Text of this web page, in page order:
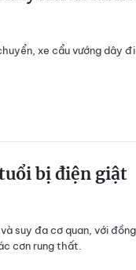
xe cẩu vướng dây
bị điện giật
suy đa cơ quan, với
cơn rung thất.